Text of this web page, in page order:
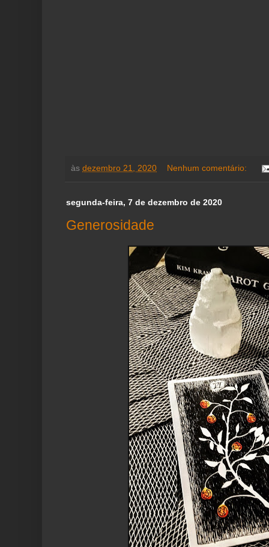
às dezembro 21, 2020 Nenhum comentário:
segunda-feira, 7 de dezembro de 2020
Generosidade